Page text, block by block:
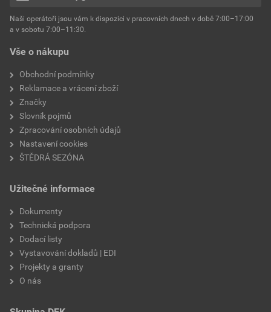
Environmentální prohlášení výrobku
Stáhnout
Velikost
hmotnost 25 kg
typ výrobku
faktor difuzního odporu
Vše o nákupu
Obchodní podmínky
Reklamace a vrácení zboží
Značky
Slovník pojmů
Zpracování osobních údajů
Nastavení cookies
ŠTĚDRÁ SEZÓNA
Užitečné informace
Dokumenty
Technická podpora
Dodací listy
Vystavování dokladů | EDI
Projekty a granty
O nás
Naši operátoři jsou vám k dispozici v pracovních dnech v době 7:00–17:00
a v sobotu 7:00–11:30.